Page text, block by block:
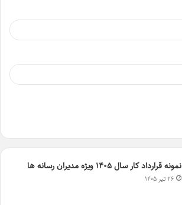
نمونه قرارداد کار سال ۱۴۰۵ ویژه مدیران رسانه ها
۲۶ تیر ۱۴۰۵